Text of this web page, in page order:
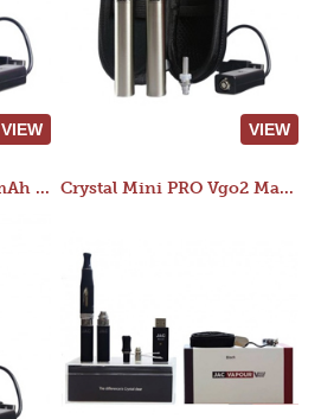
VIEW VIEW
JAC 510 Manual 1300mAh Starter Kit Crystal Mini PRO Vgo2 Manual 400mAh Kit